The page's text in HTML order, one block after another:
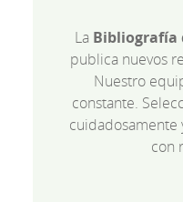
La Bibliografía
publica nuevos
Nuestro
constante.
cuidadosamente
con